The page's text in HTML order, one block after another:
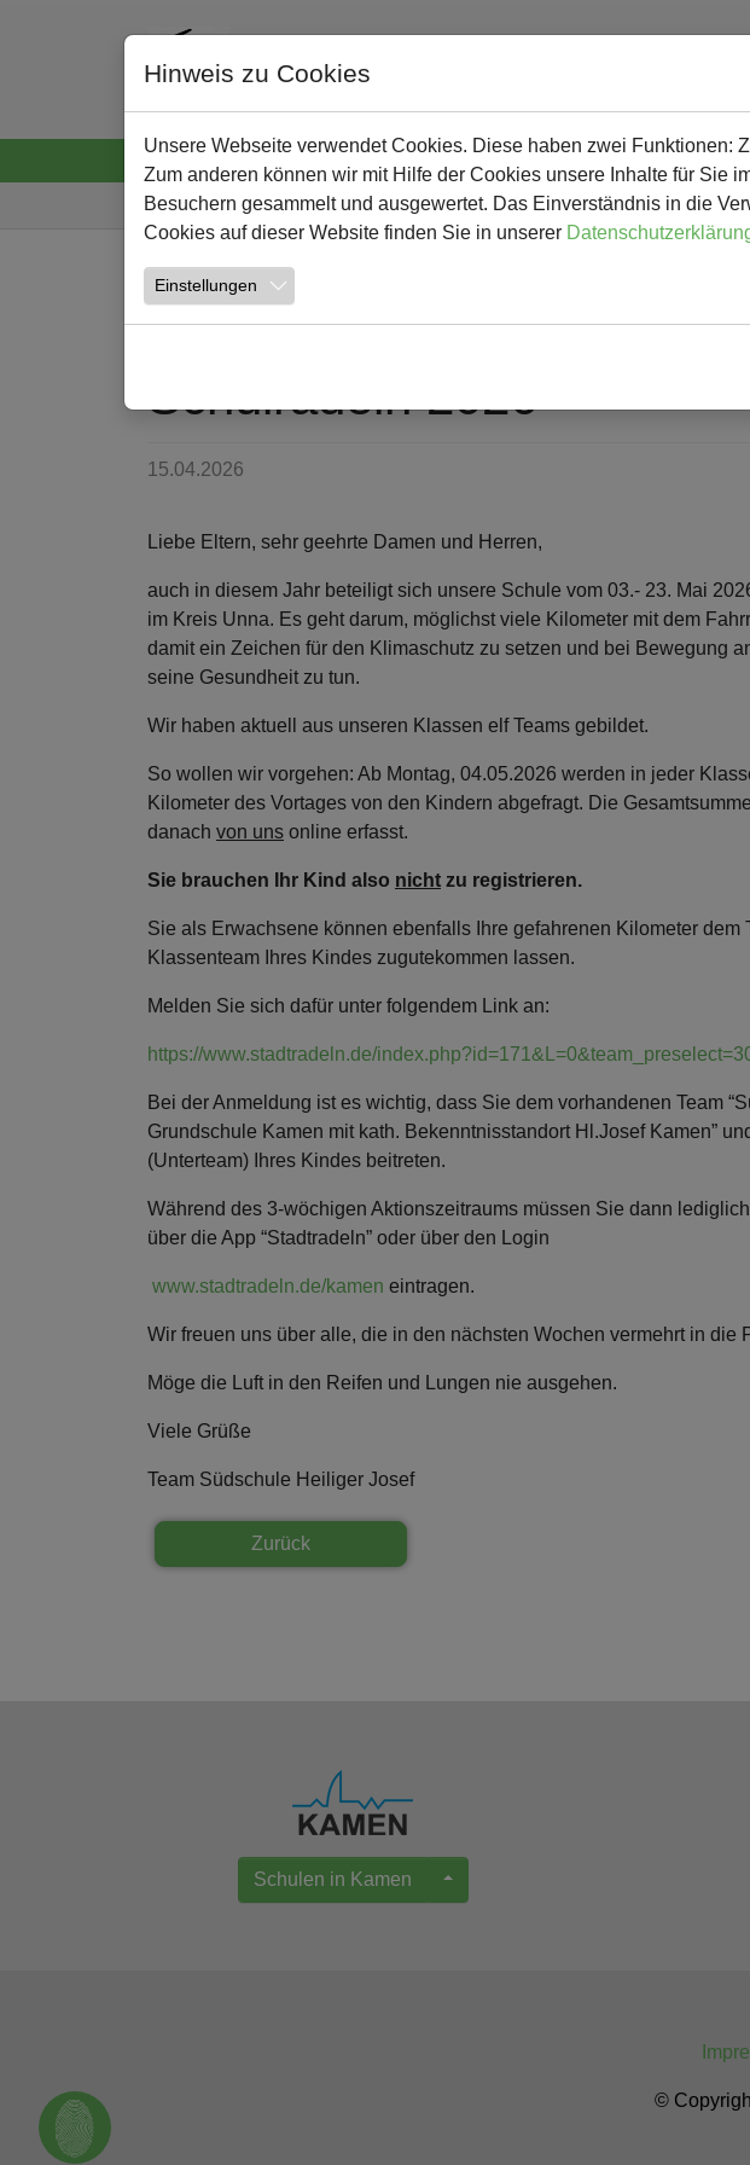
Zum Hauptinhalt springen
Sie sind hier:
NEWS
Schulradeln 2026
15.04.2026
Liebe Eltern, sehr geehrte Damen und Herren,
auch in diesem Jahr beteiligt sich unsere Schule vom 03.- 23. Mai
im Kreis Unna. Es geht darum, möglichst viele Kilometer mit dem
damit ein Zeichen für den Klimaschutz zu setzen und bei Bewegung
seine Gesundheit zu tun.
Wir haben aktuell aus unseren Klassen elf Teams gebildet.
So wollen wir vorgehen: Ab Montag, 04.05.2026 werden in jeder
Kilometer des Vortages von den Kindern abgefragt. Die
danach von uns online erfasst.
Sie brauchen Ihr Kind also nicht zu registrieren.
Sie als Erwachsene können ebenfalls Ihre gefahrenen Kilometer dem
Klassenteam Ihres Kindes zugutekommen lassen.
Melden Sie sich dafür unter folgendem Link an:
https://www.stadtradeln.de/
Bei der Anmeldung ist es wichtig, dass Sie dem vorhandenen Team
Grundschule Kamen mit kath. Bekenntnisstandort Hl.Josef Kamen”
(Unterteam) Ihres Kindes beitreten.
Während des 3-wöchigen Aktionszeitraums müssen Sie dann
über die App “Stadtradeln” oder über den Login
www.stadtradeln.de/kamen eintragen.
Wir freuen uns über alle, die in den nächsten Wochen vermehrt in die
Möge die Luft in den Reifen und Lungen nie ausgehen.
Viele Grüße
Team Südschule Heiliger Josef
Zurück
Schulen in Kamen
©
Hinweis zu Cookies
Unsere Webseite verwendet Cookies. Diese haben zwei Funktionen:
Zum anderen können wir mit Hilfe der Cookies unsere Inhalte für Sie
Besuchern gesammelt und ausgewertet. Das Einverständnis in die
Cookies auf dieser Website finden Sie in unserer
Einstellungen